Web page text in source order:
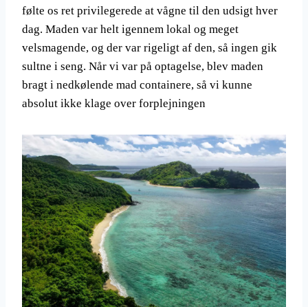
følte os ret privilegerede at vågne til den udsigt hver
dag. Maden var helt igennem lokal og meget
velsmagende, og der var rigeligt af den, så ingen gik
sultne i seng. Når vi var på optagelse, blev maden
bragt i nedkølende mad containere, så vi kunne
absolut ikke klage over forplejningen